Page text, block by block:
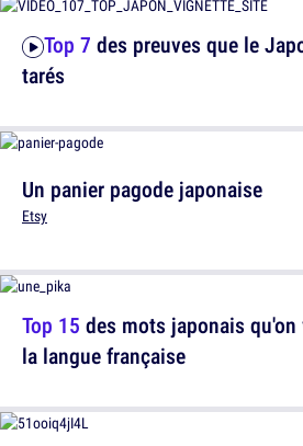
Top 7 des preuves que le
tarés
Top 15 des mots japonais
la langue française
Un panier pagode japonaise
Etsy